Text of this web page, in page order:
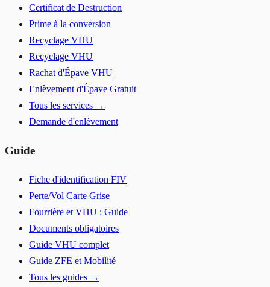
Certificat de Destruction
Prime à la conversion
Recyclage VHU
Recyclage VHU
Rachat d'Épave VHU
Enlèvement d'Épave Gratuit
Tous les services →
Demande d'enlèvement
Guide
Fiche d'identification FIV
Perte/Vol Carte Grise
Fourrière et VHU : Guide
Documents obligatoires
Guide VHU complet
Guide ZFE et Mobilité
Tous les guides →